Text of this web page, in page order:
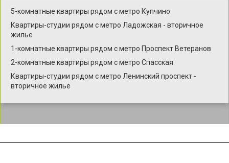
5-комнатные квартиры рядом с метро Купчино
Квартиры-студии рядом с метро Ладожская - вторичное
жилье
1-комнатные квартиры рядом с метро Проспект Ветеранов
2-комнатные квартиры рядом с метро Спасская
Квартиры-студии рядом с метро Ленинский проспект -
вторичное жилье